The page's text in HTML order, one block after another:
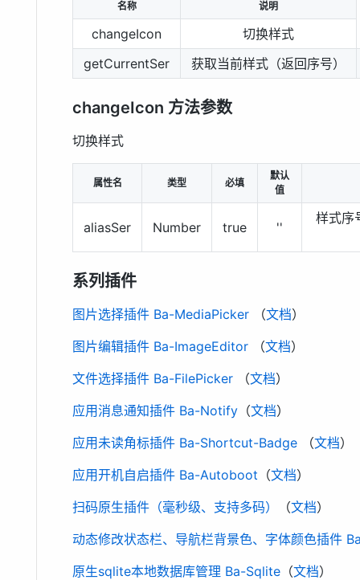
名称 说明
changeIcon
切换样式
getCurrentSer
获取当前样式（返回序号）
changeIcon 方法参数
切换样式
属性名 类型 必填
默认
值
aliasSer Number true ''
样式序
系列插件
图片选择插件 Ba-MediaPicker （文档）
图片编辑插件 Ba-ImageEditor （文档）
文件选择插件 Ba-FilePicker （文档）
应用消息通知插件 Ba-Notify （文档）
应用未读角标插件 Ba-Shortcut-Badge （文档）
应用开机自启插件 Ba-Autoboot （文档）
扫码原生插件（毫秒级、支持多码）
（文档）
动态修改状态栏、导航栏背景色、字体颜色插件
原生sqlite本地数据库管理 Ba-Sqlite （文档）